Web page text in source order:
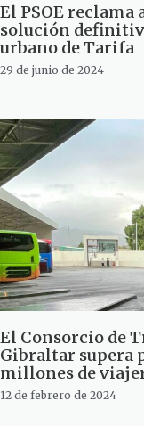
El PSOE reclama
solución
urbano de Tarifa
29 de junio de 2024
El Consorcio de
Gibraltar supera
millones de
12 de febrero de 2024